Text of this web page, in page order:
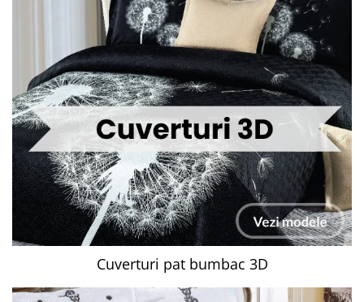
Cuverturi pat bumbac 3D